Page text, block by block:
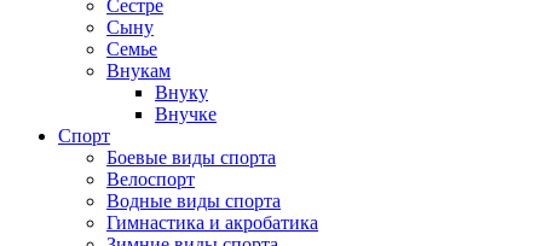
Сестре
Сыну
Семье
Внукам
Внуку
Внучке
Спорт
Боевые виды спорта
Велоспорт
Водные виды спорта
Гимнастика и акробатика